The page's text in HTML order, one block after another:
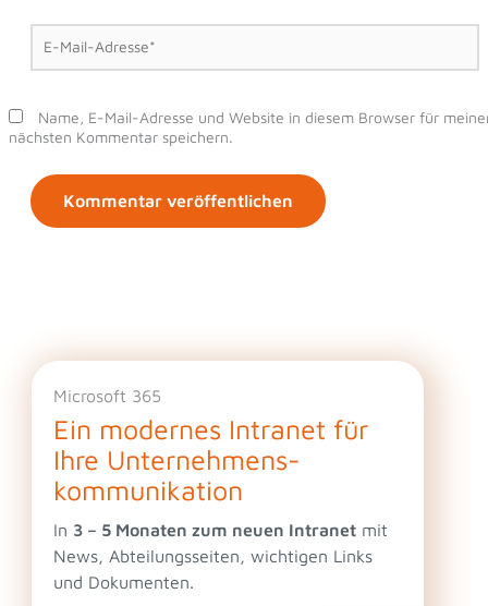
E-
Mail-
Adresse*
Name, E-Mail-Adresse und Website in diesem Browser für
nächsten Kommentar speichern.
Microsoft 365
Ein modernes Intranet für
Ihre Unternehmens­
kommunikation
In 3 – 5 Monaten zum neuen Intranet mit
News, Abteilungsseiten, wichtigen Links
und Dokumenten.